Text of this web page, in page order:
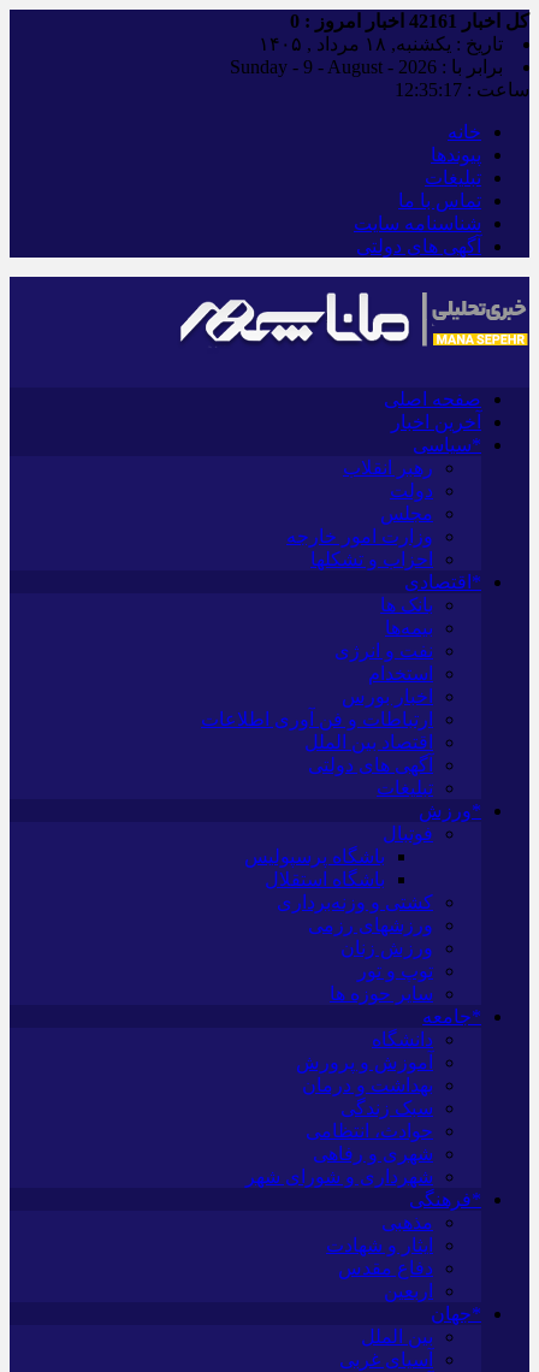
کل اخبار اخبار امروز : 0
تاریخ : یکشنبه, ۱۸ مرداد , ۱۴۰۵
برابر با : Sunday - 9 - August - 2026
ساعت : 12:35:18
خانه
پیوندها
تبلیغات
تماس با ما
شناسنامه سایت
آگهی های دولتی
صفحه اصلی
آخرین اخبار
*سیاسی
رهبر انقلاب
دولت
مجلس
وزارت امور خارجه
احزاب و تشکلها
*اقتصادی
بانک ها
بیمه‌ها
نفت و انرژی
استخدام
اخبار بورس
ارتباطات و فن آوری اطلاعات
اقتصاد بین الملل
آگهی های دولتی
تبلیغات
*ورزش
فوتبال
باشگاه پرسپولیس
باشگاه استقلال
کشتی و وزنه‌برداری
ورزشهای رزمی
ورزش زنان
توپ و تور
سایر حوزه ها
*جامعه
دانشگاه
آموزش و پرورش
بهداشت و درمان
سبک زندگی
حوادث، انتظامی
شهری و رفاهی
شهرداری و شورای شهر
*فرهنگی
مذهبی
ایثار و شهادت
دفاع مقدس
اربعین
*جهان
بین الملل
آسیای غربی